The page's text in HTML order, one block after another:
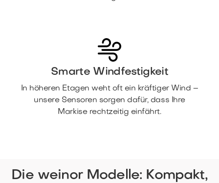
Smarte Windfestigkeit
In höheren Etagen weht oft ein kräftiger Wind –
unsere Sensoren sorgen dafür, dass Ihre
Markise rechtzeitig einfährt.
Die weinor Modelle: Kompakt,